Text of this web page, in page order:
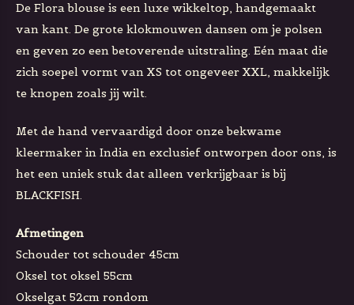
De Flora blouse is een luxe wikkeltop, handgemaakt
van kant. De grote klokmouwen dansen om je polsen
en geven zo een betoverende uitstraling. Eén maat die
zich soepel vormt van XS tot ongeveer XXL, makkelijk
te knopen zoals jij wilt.
Met de hand vervaardigd door onze bekwame
kleermaker in India en exclusief ontworpen door ons, is
het een uniek stuk dat alleen verkrijgbaar is bij
BLACKFISH.
Afmetingen
Schouder tot schouder 45cm
Oksel tot oksel 55cm
Okselgat 52cm rondom